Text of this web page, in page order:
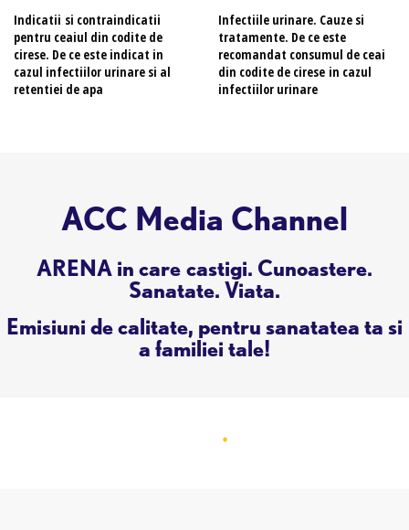
Indicatii si contraindicatii
pentru ceaiul din codite de
cirese. De ce este indicat in
cazul infectiilor urinare si al
retentiei de apa
Infectiile urinare. Cauze si
tratamente. De ce este
recomandat consumul de ceai
din codite de cirese in cazul
infectiilor urinare
ACC Media Channel
ARENA in care castigi. Cunoastere.
Sanatate. Viata.
Emisiuni de calitate, pentru sanatatea ta si
a familiei tale!